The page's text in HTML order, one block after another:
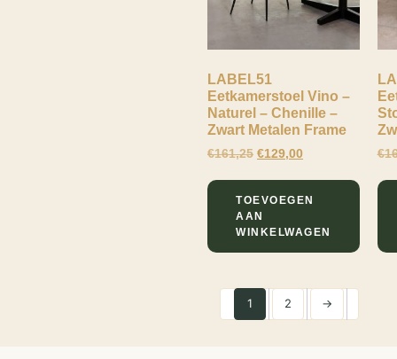
LABEL51
Eetkamerstoel Vino –
Naturel – Chenille –
Zwart Metalen Frame
€161,25 €129,00
TOEVOEGEN
AAN
WINKELWAGEN
€
1 2 →